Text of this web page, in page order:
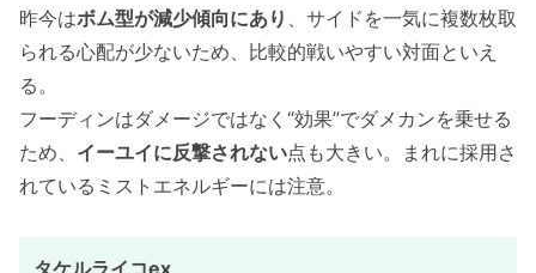
昨今はボム型が減少傾向にあり 、サイドを一気に複数枚取
られる心配が少ないため、比較的戦いやすい対面といえ
る。
フーディンはダメージではなく“効果”でダメカンを乗せる
ため、 イーユイに反撃されない点も大きい。まれに採用さ
れているミストエネルギーには注意。
タケルライコex